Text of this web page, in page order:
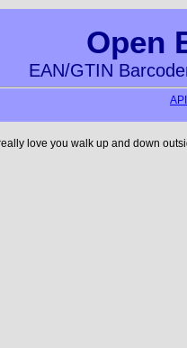
Open
EAN/GTIN
love you walk up and down